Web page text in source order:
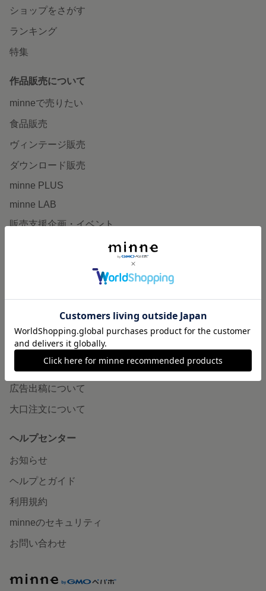
ショップをさがす
ランキング
特集
作品販売について
minneで売りたい
食品販売
ヴィンテージ販売
ダウンロード販売
minne PLUS
minne LAB
販売支援企画・イベント
minneとものづくりと
minneの本
企業の方へ
広告出稿について
大口注文について
ヘルプセンター
お知らせ
ヘルプとガイド
利用規約
minneのセキュリティ
お問い合わせ